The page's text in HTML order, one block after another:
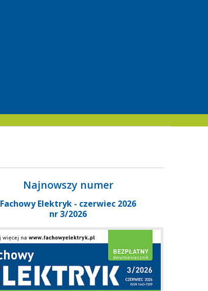
Najnowszy numer
Fachowy Elektryk - czerwiec 2026
nr 3/2026